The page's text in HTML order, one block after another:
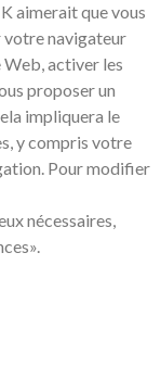
aimerait que vous
votre navigateur
activer les
proposer un
impliquera le
y compris votre
Pour modifier
nécessaires,